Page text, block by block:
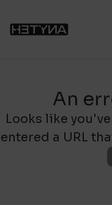
An
Looks like
entered a URL